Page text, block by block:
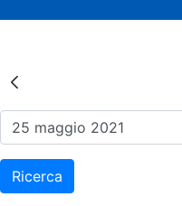
Risultati
Ricerca